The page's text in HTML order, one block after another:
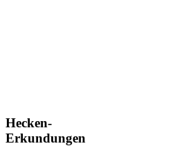
Hecken-
Erkundungen